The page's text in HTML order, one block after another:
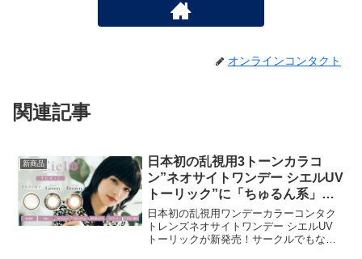
オンラインコンタクト
関連記事
新商品
日本初の乱視用3トーンカラコ
ン”ネオサイトワンデー シエルUV
トーリック”に「ちゅるん系」新
色登場！
日本初の乱視用ワンデーカラーコンタク
トレンズネオサイトワンデー シエルUV
トーリックが新発売！サークルでもなく